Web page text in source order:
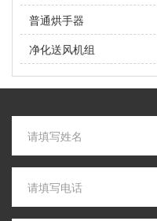
普通烘手器
净化送风机组